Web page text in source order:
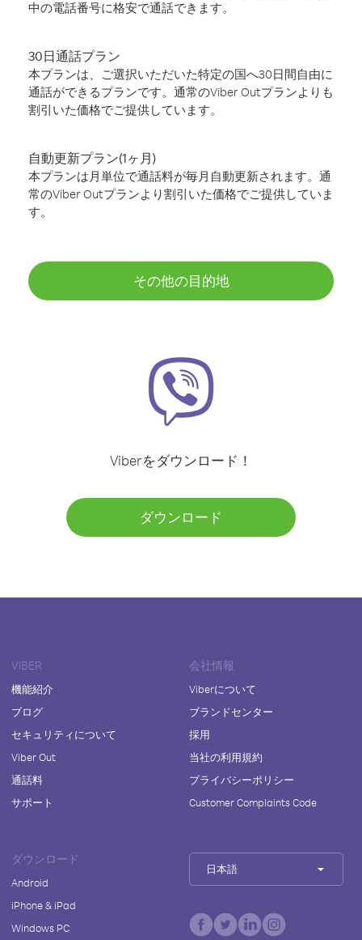
中の電話番号に格安で通話できます。
30日通話プラン
本プランは、ご選択いただいた特定の国へ30日間自由に
通話ができるプランです。通常のViber Outプランよりも
割引いた価格でご提供しています。
自動更新プラン(1ヶ月)
本プランは月単位で通話料が毎月自動更新されます。通
常のViber Outプランより割引いた価格でご提供していま
す。
その他の目的地
Viberをダウンロード！
ダウンロード
VIBER
機能紹介
ブログ
セキュリティについて
Viber Out
通話料
サポート
会社情報
Viberについて
ブランドセンター
採用
当社の利用規約
プライバシーポリシー
Customer Complaints Code
ダウンロード
Android
iPhone & iPad
Windows PC
日本語